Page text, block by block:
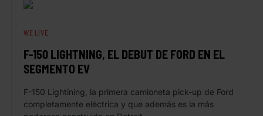
WE LIVE
F-150 LIGHTNING, EL DEBUT DE FORD EN EL
SEGMENTO EV
F-150 Lightining, la primera camioneta pick-up de Ford
completamente eléctrica y que además es la más